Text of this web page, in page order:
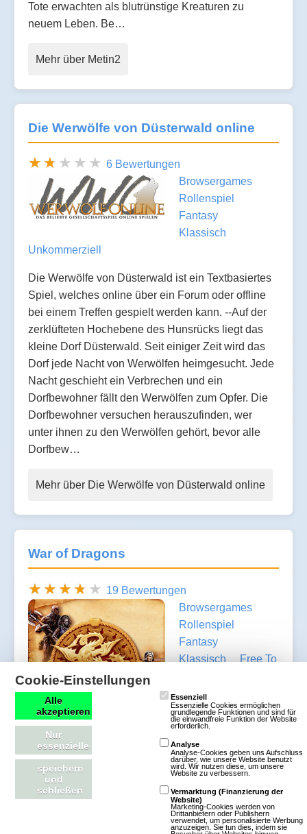
Tote erwachten als blutrünstige Kreaturen zu
neuem Leben. Be…
Mehr über Metin2
Die Werwölfe von Düsterwald online
6 Bewertungen
Browsergames
Rollenspiel
Fantasy
Klassisch
Unkommerziell
Die Werwölfe von Düsterwald ist ein Textbasiertes
Spiel, welches online über ein Forum oder offline
bei einem Treffen gespielt werden kann. --Auf der
zerklüfteten Hochebene des Hunsrücks liegt das
kleine Dorf Düsterwald. Seit einiger Zeit wird das
Dorf jede Nacht von Werwölfen heimgesucht. Jede
Nacht geschieht ein Verbrechen und ein
Dorfbewohner fällt den Werwölfen zum Opfer. Die
Dorfbewohner versuchen herauszufinden, wer
unter ihnen zu den Werwölfen gehört, bevor alle
Dorfbew…
Mehr über Die Werwölfe von Düsterwald online
War of Dragons
19 Bewertungen
Browsergames
Rollenspiel
Fantasy
Klassisch
Free To
Die Welt von
Drachenkrieg heisst
weiss, wann und
wie sie entstand und wie lange sie noch existieren
wird. Feo wurde ursprünglich von vielen Rassen
wie Elfen, Zwergen, Orcs und Gnomen bewohnt;
die jahrelangen brutalen und sinnlosen Kriege
Cookie-Einstellungen
Alle
akzeptieren
Nur
essenzielle
speichern
und
schließen
Essenziell
Essenzielle Cookies ermöglichen
grundlegende Funktionen und sind für
die einwandfreie Funktion der Website
erforderlich.
Analyse
Analyse-Cookies geben uns Aufschluss
darüber, wie unsere Website benutzt
wird. Wir nutzen diese, um unsere
Website zu verbessern.
Vermarktung (Finanzierung der
Website)
Marketing-Cookies werden von
Drittanbietern oder Publishern
verwendet, um personalisierte Werbung
anzuzeigen. Sie tun dies, indem sie